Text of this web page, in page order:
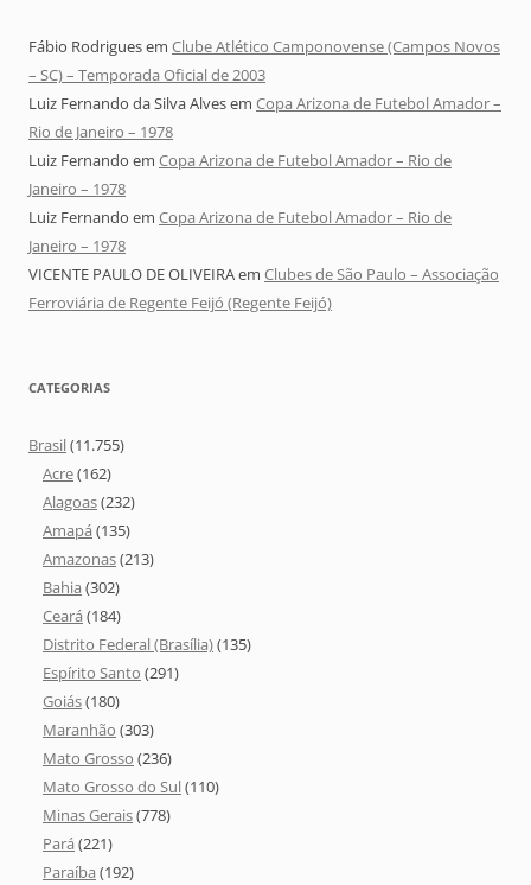
Fábio Rodriguesem Clube Atlético Camponovense (Campos Novos
– SC) – Temporada Oficial de 2003
Luiz Fernando da Silva Alvesem Copa Arizona de Futebol Amador –
Rio de Janeiro – 1978
Luiz Fernando em Copa Arizona de Futebol Amador – Rio de
Janeiro – 1978
Luiz Fernando em Copa Arizona de Futebol Amador – Rio de
Janeiro – 1978
VICENTE PAULO DE OLIVEIRAem Clubes de São Paulo – Associação
Ferroviária de Regente Feijó (Regente Feijó)
CATEGORIAS
Brasil(11.755)
Acre(162)
Alagoas(232)
Amapá (135)
Amazonas(213)
Bahia (302)
Ceará (184)
Distrito Federal (Brasília)(135)
Espírito Santo (291)
Goiás(180)
Maranhão (303)
Mato Grosso (236)
Mato Grosso do Sul(110)
Minas Gerais(778)
Pará (221)
Paraíba (192)